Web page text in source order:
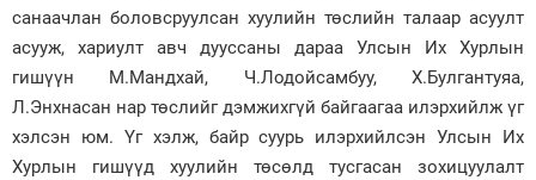
санаачлан боловсруулсан хуулийн төслийн талаар асуулт
асууж, хариулт авч дууссаны дараа Улсын Их Хурлын
гишүүн М.Мандхай, Ч.Лодойсамбуу, Х.Булгантуяа,
Л.Энхнасан нар төслийг дэмжихгүй байгаагаа илэрхийлж үг
хэлсэн юм. Үг хэлж, байр суурь илэрхийлсэн Улсын Их
Хурлын гишүүд хуулийн төсөлд тусгасан зохицуулалт